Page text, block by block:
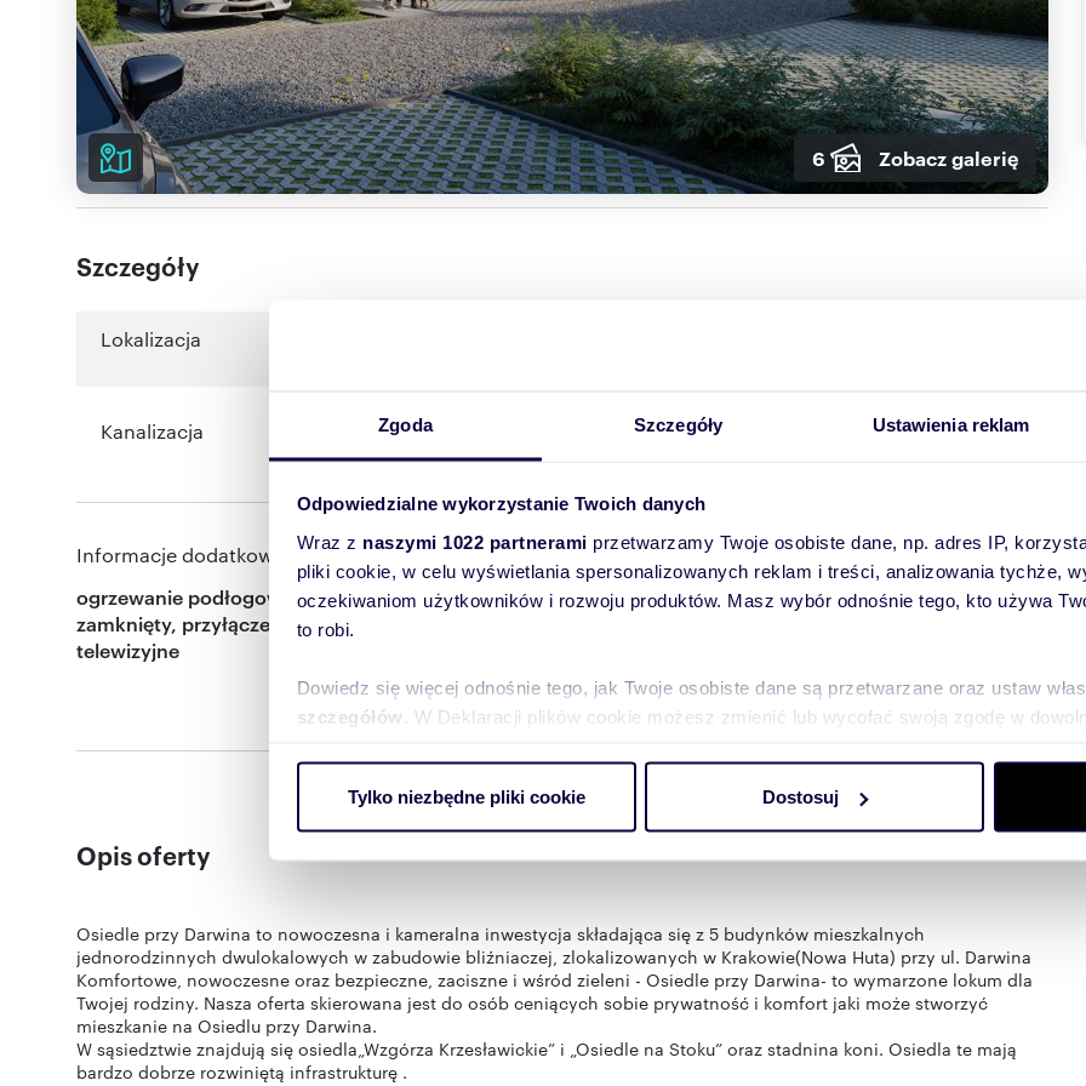
Zgoda Szczegóły Ustawienia reklam
Odpowiedzialne wykorzystanie Twoich danych
Wraz z naszymi 1022 partnerami przetwarzamy Twoje osobiste dane, np. adres IP,
pliki cookie, w celu wyświetlania spersonalizowanych reklam i treści, analizowania tychże,
oczekiwaniom użytkowników i rozwoju produktów. Masz wybór odnośnie tego, kto używa
to robi.
Dowiedz się więcej odnośnie tego, jak Twoje osobiste dane są przetwarzane oraz ustaw
szczegółów . W Deklaracji plików cookie możesz zmienić lub wycofać swoją zgodę w
ruch w naszej witrynie. Informacje o tym, jak korzystasz z naszej witryny, udostępniamy
reklamowym i analitycznym. Partnerzy mogą połączyć te informacje z innymi danymi
uzyskanymi podczas korzystania z ich usług.
Tylko niezbędne pliki cookie Dostosuj
6 Zobacz galerię
Szczegóły
Lokalizacja
Kanalizacja Ogrzewanie
Informacje dodatkowe:
ogrzewanie podłogowe, miejsce naziemne, teren
zamknięty, przyłącze internetowe, przyłącze
telewizyjne
Okolica:
szkoła, park / las, tramwaj, przychodnia / szpital,
apteka, niska zabudowa, policja, żłobek
Opis oferty
Osiedle przy Darwina to nowoczesna i kameralna inwestycja składająca się z 5 budynków mieszkalnych
jednorodzinnych dwulokalowych w zabudowie bliźniaczej, zlokalizowanych w Krakowie(Nowa Huta) przy ul. Darwina
Komfortowe, nowoczesne oraz bezpieczne, zaciszne i wśród zieleni - Osiedle przy Darwina- to wymarzone lokum dla
Twojej rodziny. Nasza oferta skierowana jest do osób ceniących sobie prywatność i komfort jaki może stworzyć
mieszkanie na Osiedlu przy Darwina.
W sąsiedztwie znajdują się osiedla„Wzgórza Krzesławickie” i „Osiedle na Stoku” oraz stadnina koni. Osiedla te mają
bardzo dobrze rozwiniętą infrastrukturę .